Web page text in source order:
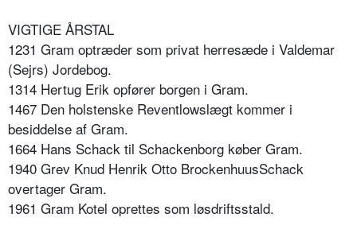
VIGTIGE ÅRSTAL
1231 Gram optræder som privat herresæde i Valdemar
(Sejrs) Jordebog.
1314 Hertug Erik opfører borgen i Gram.
1467 Den holstenske Reventlowslægt kommer i
besiddelse af Gram.
1664 Hans Schack til Schackenborg køber Gram.
1940 Grev Knud Henrik Otto BrockenhuusSchack
overtager Gram.
1961 Gram Kotel oprettes som løsdriftsstald.